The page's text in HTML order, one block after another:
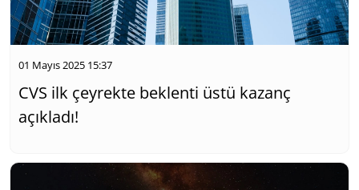
01 Mayıs 2025 15:37
CVS ilk çeyrekte beklenti üstü kazanç
açıkladı!